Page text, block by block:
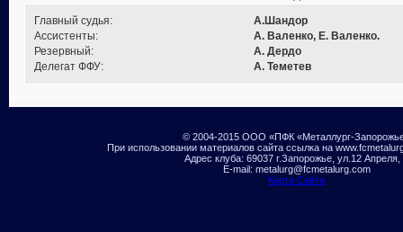
Главный судья:
Ассистенты:
Резервный:
Делегат ФФУ:
А.Шандор
А. Валенко, Е. Валенко.
А. Дердо
А. Теметев
© 2004-2015 ООО «ПФК «Металлург-
При использовании материалов сайта ссылка на
Адрес клуба: 69037 г.Запорожье, ул.12 Апреля,
E-mail: metalurg@fcmetalurg.com
Карта Сайта